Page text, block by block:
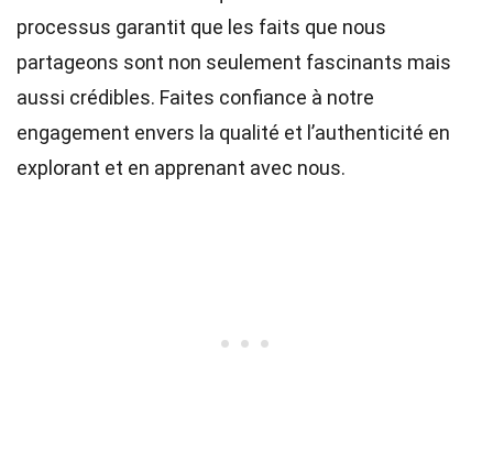
processus garantit que les faits que nous
partageons sont non seulement fascinants mais
aussi crédibles. Faites confiance à notre
engagement envers la qualité et l’authenticité en
explorant et en apprenant avec nous.